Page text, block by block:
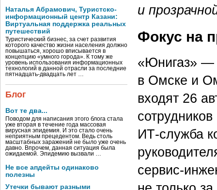
Наталья Абрамович, Туристско-
информационный центр Казани:
Виртуальная поддержка реальных
путешествий
Туристический бизнес, за счет развития
которого качество жизни населения должно
повышаться, хорошо вписывается в
концепцию «умного города». К тому же
уровень использования информационных
технологий в данной отрасли за последние
пятнадцать-двадцать лет …
Блог
Вот те два...
Поводом для написания этого блога стала
уже вторая в течение года массовая
вирусная эпидемия. И это стало очень
неприятным прецедентом. Ведь столь
масштабных заражений не было уже очень
давно. Впрочем, данная ситуация была
ожидаемой. Эпидемию вызвали …
Не все апдейты одинаково
полезны
Утечки бывают разными
и
Фокус на
«Юнигаз» —
в Омске и
входят 26
ИТ-служба
сервис-